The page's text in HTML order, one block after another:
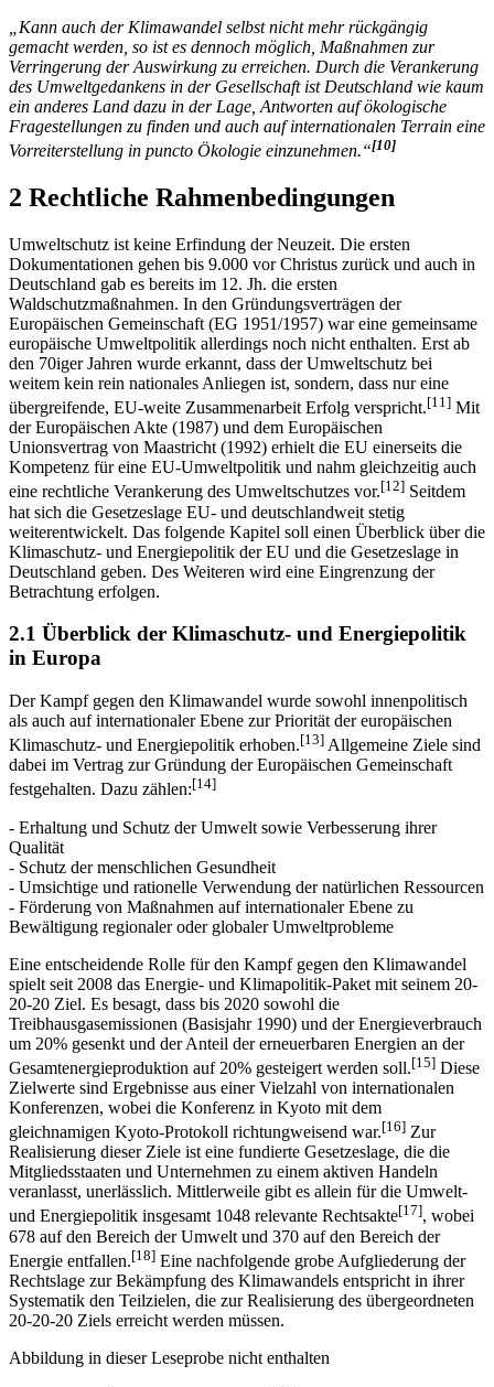
Ausblick in die Zukunft.
„Kann auch der Klimawandel selbst nicht mehr rückgängig
gemacht werden, so ist es dennoch möglich, Maßnahmen zur
Verringerung der Auswirkung zu erreichen. Durch die Verankerung
des Umweltgedankens in der Gesellschaft ist Deutschland wie kaum
ein anderes Land dazu in der Lage, Antworten auf ökologische
Fragestellungen zu finden und auch auf internationalen Terrain eine
Vorreiterstellung in puncto Ökologie einzunehmen.“
2 Rechtliche Rahmenbedingungen
Umweltschutz ist keine Erfindung der Neuzeit. Die ersten
Dokumentationen gehen bis 9.000 vor Christus zurück und auch in
Deutschland gab es bereits im 12. Jh. die ersten
Waldschutzmaßnahmen. In den Gründungsverträgen der
Europäischen Gemeinschaft (EG 1951/1957) war eine gemeinsame
europäische Umweltpolitik allerdings noch nicht enthalten. Erst ab
den 70iger Jahren wurde erkannt, dass der Umweltschutz bei
weitem kein rein nationales Anliegen ist, sondern, dass nur eine
übergreifende, EU-weite Zusammenarbeit Erfolg verspricht.[11]Mit
der Europäischen Akte (1987) und dem Europäischen
Unionsvertrag von Maastricht (1992) erhielt die EU einerseits die
Kompetenz für eine EU-Umweltpolitik und nahm gleichzeitig auch
eine rechtliche Verankerung des Umweltschutzes vor.[12]Seitdem
hat sich die Gesetzeslage EU- und deutschlandweit stetig
weiterentwickelt. Das folgende Kapitel soll einen Überblick über die
Klimaschutz- und Energiepolitik der EU und die Gesetzeslage in
Betrachtung erfolgen.
2.1 Überblick der Klimaschutz- und Energiepolitik
in Europa
Der Kampf gegen den Klimawandel wurde sowohl innenpolitisch
als auch auf internationaler Ebene zur Priorität der europäischen
Klimaschutz- und Energiepolitik erhoben.
festgehalten. Dazu zählen:[14]
- Erhaltung und Schutz der Umwelt sowie Verbesserung ihrer
Qualität
- Schutz der menschlichen Gesundheit
- Umsichtige und rationelle Verwendung der natürlichen Ressourcen
Bewältigung regionaler oder globaler Umweltprobleme
Eine entscheidende Rolle für den Kampf gegen den Klimawandel
spielt seit 2008 das Energie- und Klimapolitik-Paket mit seinem 20-
20-20 Ziel. Es besagt, dass bis 2020 sowohl die
Treibhausgasemissionen (Basisjahr 1990) und der Energieverbrauch
um 20% gesenkt und der Anteil der erneuerbaren Energien an der
Gesamtenergieproduktion auf 20% gesteigert werden soll.
Zielwerte sind Ergebnisse aus einer Vielzahl von internationalen
Konferenzen, wobei die Konferenz in Kyoto mit dem
gleichnamigen Kyoto-Protokoll richtungweisend war.[16]Zur
Realisierung dieser Ziele ist eine fundierte Gesetzeslage, die die
Mitgliedsstaaten und Unternehmen zu einem aktiven Handeln
veranlasst, unerlässlich. Mittlerweile gibt es allein für die Umwelt-
und Energiepolitik insgesamt 1048 relevante Rechtsakte
, wobei
678 auf den Bereich der Umwelt und 370 auf den Bereich der
Energie entfallen.[18]Eine nachfolgende grobe Aufgliederung der
Rechtslage zur Bekämpfung des Klimawandels entspricht in ihrer
20-20-20 Ziels erreicht werden müssen.